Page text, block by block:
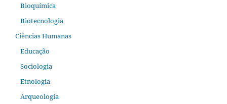
Bioquímica
Biotecnologia
Ciências Humanas
Educação
Sociologia
Etnologia
Arqueologia